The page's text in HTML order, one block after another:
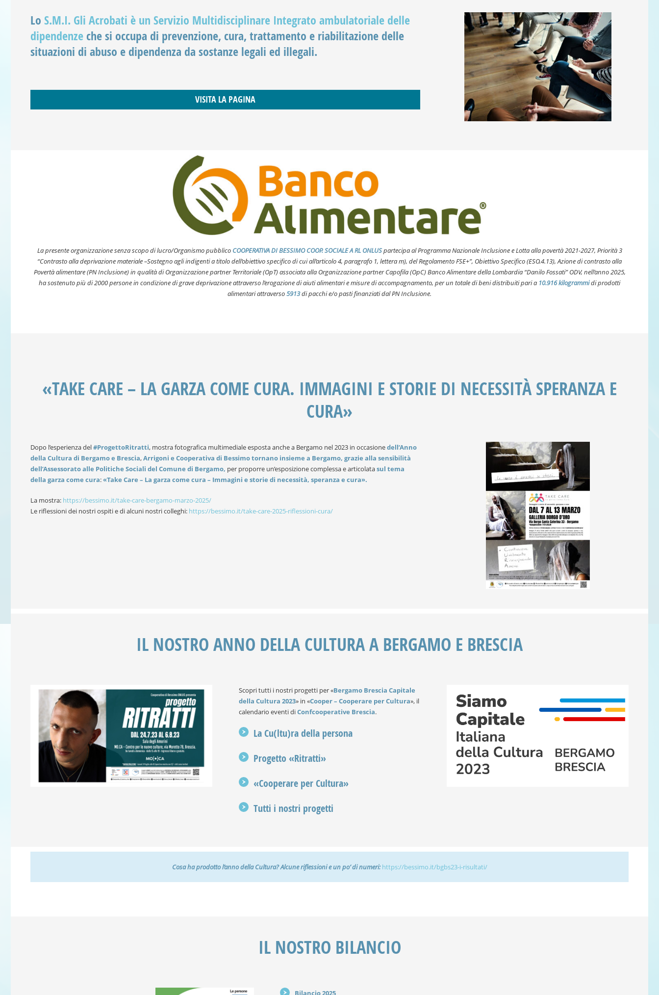
Lo S.M.I. Gli Acrobati è un Servizio Multidisciplinare Integrato ambulatoriale delle
dipendenze che si occupa di prevenzione, cura, trattamento e riabilitazione delle
situazioni di abuso e dipendenza da sostanze legali ed illegali.
VISITA LA PAGINA
La presente organizzazione senza scopo di lucro/Organismo pubblico COOPERATIVA DI BESSIMO COOP. SOCIALE A RL ONLUSpartecipa al ProgrammaNazionale Inclusione e Lotta alla povertà 2021-2027, Priorità 3
“Contrasto alla deprivazione materiale –Sostegno agli indigenti a titolo dell’obiettivo specifico di cui all’articolo 4, paragrafo 1, lettera m), delRegolamento FSE+”, Obiettivo Specifico (ESO.4.13), Azione di contrasto alla
Povertà alimentare (PNInclusione) in qualità di Organizzazione partner Territoriale (OpT) associata alla Organizzazione partnerCapofila (OpC) Banco Alimentare della Lombardia “Danilo Fossati” ODV, nell’anno 2025,
ha sostenuto più di 2000 persone in condizione di grave deprivazione attraverso l’erogazione di aiuti alimentari e misure di accompagnamento, per un totale di beni distribuiti pari a 10.916 kilogrammidi prodotti
alimentari attraverso5913di pacchi e/o pasti finanziati dal PN Inclusione.
«TAKE CARE – LA GARZA COME CURA. IMMAGINI E STORIE DI NECESSITÀ SPERANZA E
CURA»
Dopo l’esperienza del#ProgettoRitratti, mostra fotografica multimediale esposta anche a Bergamo nel 2023 in occasionedell’Anno
della Cultura di Bergamo e Brescia,Arrigoni e Cooperativa di Bessimo tornano insieme a Bergamo, grazie alla sensibilità
dell’Assessorato alle Politiche Sociali del Comune di Bergamo, per proporre un’esposizione complessa e articolatasul tema
della garza come cura:«Take Care – La garza come cura – Immagini e storie di necessità, speranza e cura».
La mostra: https://bessimo.it/take-care-bergamo-marzo-2025/
Le riflessioni dei nostri ospiti e di alcuni nostri colleghi: https://bessimo.it/take-care-2025-riflessioni-cura/
IL NOSTRO ANNO DELLA CULTURA A BERGAMO E BRESCIA
Scopri tutti i nostri progetti per «Bergamo Brescia Capitale
della Cultura 2023» in «Cooper – Cooperare per Cultura», il
calendario eventi diConfcooperative Brescia.
La Cu(ltu)ra della persona
Progetto «Ritratti»
«Cooperare per Cultura»
Tutti i nostri progetti
Cosa ha prodotto l’anno della Cultura? Alcune riflessioni e un po’ di numeri: https://bessimo.it/bgbs23-i-risultati/
IL NOSTRO BILANCIO
Bilancio 2025